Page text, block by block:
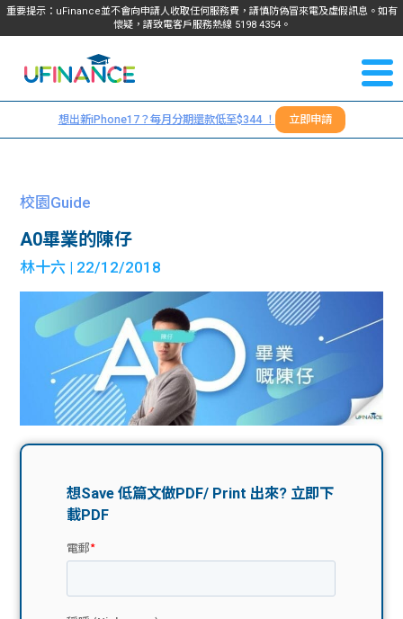
重要提示：uFinance並不會向申請人收取任何服務費，請慎防偽冒來電及虛假訊息。如有
懷疑，請致電客戶服務熱線 5198 4354。
我們
貸款
貸款
計算
學生
資訊
Blog
大專
工推
搵工
常見
福利
nce
我們
們
＋
想出新iPhone17？每月分期還款低至$344 ！ 立即申請
校園Guide
A0畢業的陳仔
林十六 | 22/12/2018